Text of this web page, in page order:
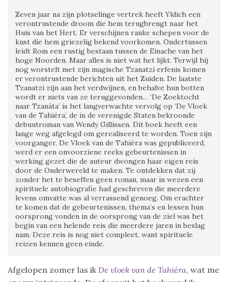
Zeven jaar na zijn plotselinge vertrek heeft Yldich een
verontrustende droom die hem terugbrengt naar het
Huis van het Hert. Er verschijnen ranke schepen voor de
kust die hem griezelig bekend voorkomen. Ondertussen
leidt Rom een rustig bestaan tussen de Einache van het
hoge Noorden. Maar alles is niet wat het lijkt. Terwijl hij
nog worstelt met zijn magische Tzanatzi erfenis komen
er verontrustende berichten uit het Zuiden. De laatste
Tzanatzi zijn aan het verdwijnen, en behalve hun botten
wordt er niets van ze teruggevonden… ‘De Zoektocht
naar Tzanáta’ is het langverwachte vervolg op ‘De Vloek
van de Tahiéra’, de in de verenigde Staten bekroonde
debuutroman van Wendy Gillissen. Dit boek heeft een
lange weg afgelegd om gerealiseerd te worden. Toen zijn
voorganger, De Vloek van de Tahiéra was gepubliceerd,
werd er een onvoorziene reeks gebeurtenissen in
werking gezet die de auteur dwongen haar eigen reis
door de Onderwereld te maken. Te ontdekken dat zij
zonder het te beseffen geen roman, maar in wezen een
spirituele autobiografie had geschreven die meerdere
levens omvatte was al verrassend genoeg. Om erachter
te komen dat de gebeurtenissen, thema’s en lessen hun
oorsprong vonden in de oorsprong van de ziel was het
begin van een helende reis die meerdere jaren in beslag
nam. Deze reis is nog niet compleet, want spirituele
reizen kennen geen einde.
Afgelopen zomer las ik De vloek van de Tahiéra, wat me